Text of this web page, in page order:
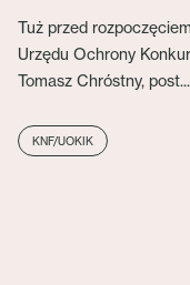
Tuż przed
Urzędu Ochrony
Tomasz Chróstny, post...
KNF/UOKIK